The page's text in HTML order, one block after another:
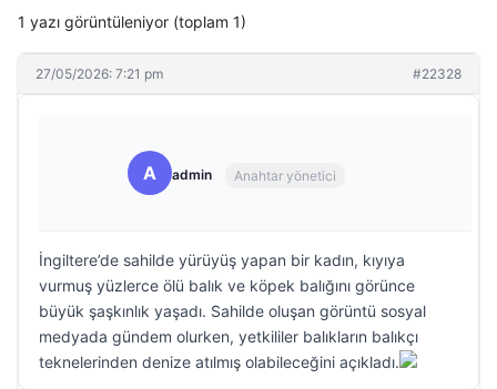
1 yazı görüntüleniyor (toplam 1)
27/05/2026: 7:21 pm #22328
A admin Anahtar yönetici
İngiltere’de sahilde yürüyüş yapan bir kadın, kıyıya
vurmuş yüzlerce ölü balık ve köpek balığını görünce
büyük şaşkınlık yaşadı. Sahilde oluşan görüntü sosyal
medyada gündem olurken, yetkililer balıkların balıkçı
teknelerinden denize atılmış olabileceğini açıkladı.